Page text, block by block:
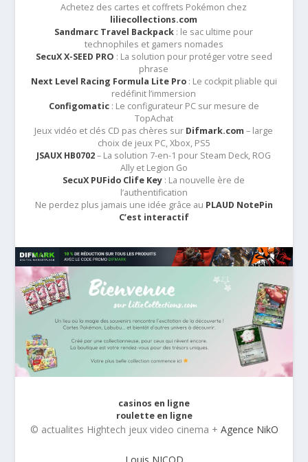
Achetez des cartes et coffrets Pokémon chez
liliecollections.com
Sandmarc Travel Backpack : le sac ultime pour
technophiles et gamers nomades
SecuX X-SEED PRO : La solution pour protéger votre seed
phrase
Next Level Racing Formula Lite Pro: Le cockpit pliable qui
redéfinit l’immersion
Configomatic: Le configurateur PC sur mesure de
TopAchat
Jeux vidéo et clés CD pas chères sur Difmark.com – large
choix de jeux PC, Xbox, PS5
JSAUX HB0702– La solution 7-en-1 pour Steam Deck, ROG
Ally et Legion Go
SecuX PUFido Clife Key : La nouvelle ère de
l’authentification
Ne perdez plus jamais une idée grâce au PLAUD NotePin
C’est interactif
casinos en ligne
roulette en ligne
© actualites Hightech jeux video cinema + Agence NikO
Louis NICOD